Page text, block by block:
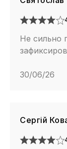
Не сильно
30/06/26
Сергій